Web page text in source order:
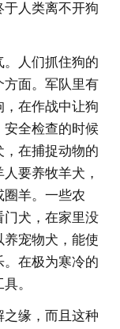
人类离不开狗
人们抓住狗的
方面。军队里有
在作战中让狗
全检查的时候
在捕捉动物的
要养牧羊犬，
圈羊。一些农
门犬，在家里没
宠物犬，能使
在极为寒冷的
。
之缘，而且这种